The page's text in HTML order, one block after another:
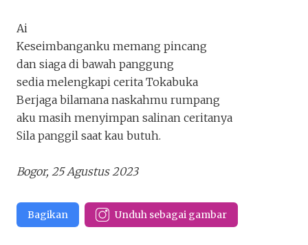
Ai
Keseimbanganku memang pincang
dan siaga di bawah panggung
sedia melengkapi cerita Tokabuka
Berjaga bilamana naskahmu rumpang
aku masih menyimpan salinan ceritanya
Sila panggil saat kau butuh.
Bogor, 25 Agustus 2023
Bagikan Unduh sebagai gambar